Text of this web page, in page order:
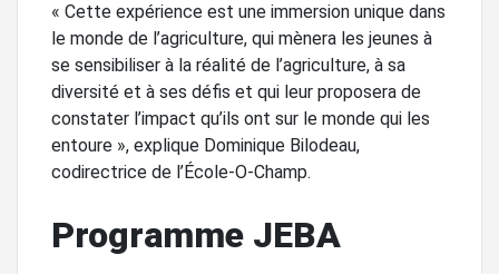
« Cette expérience est une immersion unique dans
le monde de l’agriculture, qui mènera les jeunes à
se sensibiliser à la réalité de l’agriculture, à sa
diversité et à ses défis et qui leur proposera de
constater l’impact qu’ils ont sur le monde qui les
entoure », explique Dominique Bilodeau,
codirectrice de l’École-O-Champ.
Programme JEBA